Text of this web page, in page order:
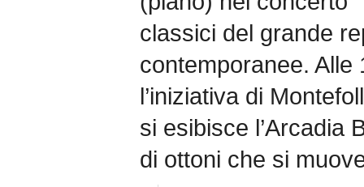
classici del grande
contemporanee. Alle
l’iniziativa di
si esibisce l’Arcadia
di ottoni che si